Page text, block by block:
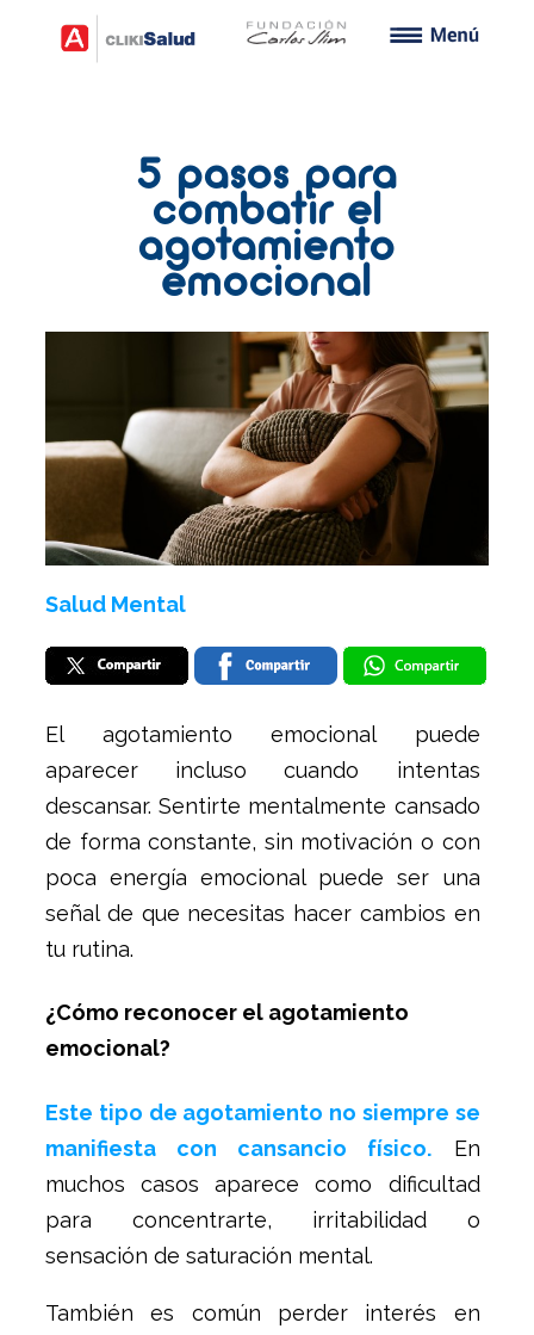
5 pasos para
combatir el
agotamiento
emocional
Salud Mental
El agotamiento emocional puede
aparecer incluso cuando intentas
descansar. Sentirte mentalmente cansado
de forma constante, sin motivación o con
poca energía emocional puede ser una
señal de que necesitas hacer cambios en
tu rutina.
¿Cómo reconocer el agotamiento
emocional?
Este tipo de agotamiento no siempre se
manifiesta con cansancio físico. En
muchos casos aparece como dificultad
para concentrarte, irritabilidad o
sensación de saturación mental.
También es común perder interés en